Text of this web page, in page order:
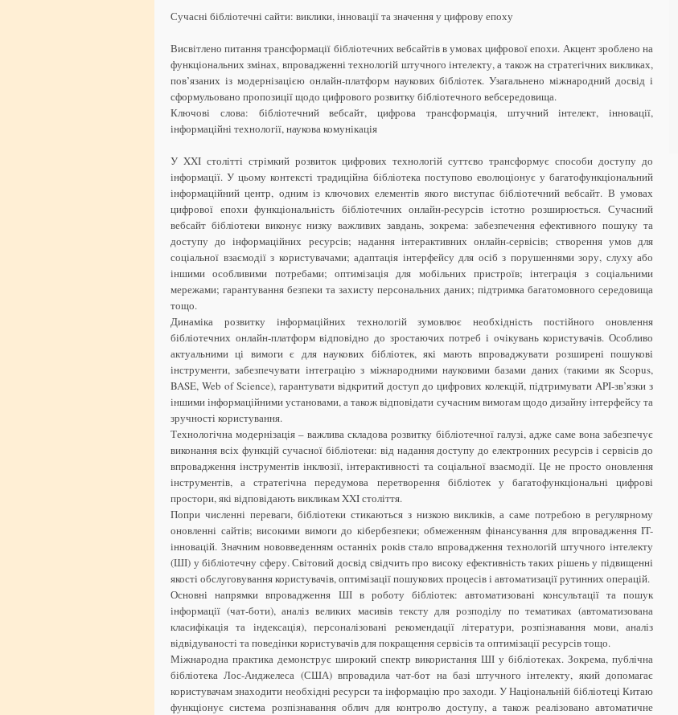
Сучасні бібліотечні сайти: виклики, інновації та значення у цифрову епоху
Висвітлено питання трансформації бібліотечних вебсайтів в умовах цифрової епохи. Акцент зроблено на
функціональних змінах, впровадженні технологій штучного інтелекту, а також на стратегічних викликах,
пов’язаних із модернізацією онлайн-платформ наукових бібліотек. Узагальнено міжнародний досвід і
сформульовано пропозиції щодо цифрового розвитку бібліотечного вебсередовища.
Ключові слова: бібліотечний вебсайт, цифрова трансформація, штучний інтелект, інновації,
інформаційні технології, наукова комунікація
У XXI столітті стрімкий розвиток цифрових технологій суттєво трансформує способи доступу до
інформації. У цьому контексті традиційна бібліотека поступово еволюціонує у багатофункціональний
інформаційний центр, одним із ключових елементів якого виступає бібліотечний вебсайт. В умовах
цифрової епохи функціональність бібліотечних онлайн-ресурсів істотно розширюється. Сучасний
вебсайт бібліотеки виконує низку важливих завдань, зокрема: забезпечення ефективного пошуку та
доступу до інформаційних ресурсів; надання інтерактивних онлайн-сервісів; створення умов для
соціальної взаємодії з користувачами; адаптація інтерфейсу для осіб з порушеннями зору, слуху або
іншими особливими потребами; оптимізація для мобільних пристроїв; інтеграція з соціальними
мережами; гарантування безпеки та захисту персональних даних; підтримка багатомовного середовища
тощо.
Динаміка розвитку інформаційних технологій зумовлює необхідність постійного оновлення
бібліотечних онлайн-платформ відповідно до зростаючих потреб і очікувань користувачів. Особливо
актуальними ці вимоги є для наукових бібліотек, які мають впроваджувати розширені пошукові
інструменти, забезпечувати інтеграцію з міжнародними науковими базами даних (такими як Scopus,
BASE, Web of Science), гарантувати відкритий доступ до цифрових колекцій, підтримувати API-зв’язки з
іншими інформаційними установами, а також відповідати сучасним вимогам щодо дизайну інтерфейсу та
зручності користування.
Технологічна модернізація – важлива складова розвитку бібліотечної галузі, адже саме вона забезпечує
виконання всіх функцій сучасної бібліотеки: від надання доступу до електронних ресурсів і сервісів до
впровадження інструментів інклюзії, інтерактивності та соціальної взаємодії. Це не просто оновлення
інструментів, а стратегічна передумова перетворення бібліотек у багатофункціональні цифрові
простори, які відповідають викликам XXI століття.
Попри численні переваги, бібліотеки стикаються з низкою викликів, а саме потребою в регулярному
оновленні сайтів; високими вимоги до кібербезпеки; обмеженням фінансування для впровадження IT-
інновацій. Значним нововведенням останніх років стало впровадження технологій штучного інтелекту
(ШІ) у бібліотечну сферу. Світовий досвід свідчить про високу ефективність таких рішень у підвищенні
якості обслуговування користувачів, оптимізації пошукових процесів і автоматизації рутинних операцій.
Основні напрямки впровадження ШІ в роботу бібліотек: автоматизовані консультації та пошук
інформації (чат-боти), аналіз великих масивів тексту для розподілу по тематиках (автоматизована
класифікація та індексація), персоналізовані рекомендації літератури, розпізнавання мови, аналіз
відвідуваності та поведінки користувачів для покращення сервісів та оптимізації ресурсів тощо.
Міжнародна практика демонструє широкий спектр використання ШІ у бібліотеках. Зокрема, публічна
бібліотека Лос-Анджелеса (США) впровадила чат-бот на базі штучного інтелекту, який допомагає
користувачам знаходити необхідні ресурси та інформацію про заходи. У Національній бібліотеці Китаю
функціонує система розпізнавання облич для контролю доступу, а також реалізовано автоматичне